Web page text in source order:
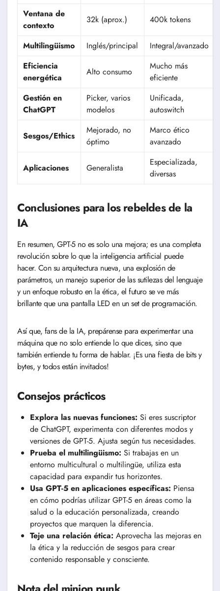
Ventana de
contexto
32k (aprox.) 400k tokens
Multilingüismo Inglés/principal
Integral/avanzado
Eficiencia
energética
Alto consumo
Mucho más
eficiente
Gestión en
ChatGPT
Picker, varios
modelos
Unificada,
autoswitch
Sesgos/Ethics
Mejorado, no
óptimo
Marco ético
avanzado
Aplicaciones Generalista
Especializada,
diversas
Conclusiones para los rebeldes de la
IA
En resumen, GPT-5 no es solo una mejora; es una completa
revolución sobre lo que la inteligencia artificial puede
hacer. Con su arquitectura nueva, una explosión de
parámetros, un manejo superior de las sutilezas del lenguaje
y un enfoque robusto en la ética, el futuro se ve más
brillante que una pantalla LED en un set de programación.
Así que, fans de la IA, prepárense para experimentar una
máquina que no solo entiende lo que dices, sino que
también entiende tu forma de hablar. ¡Es una fiesta de bits y
bytes, y todos están invitados!
Consejos prácticos
Explora las nuevas funciones: Si eres suscriptor
de ChatGPT, experimenta con diferentes modos y
versiones de GPT-5. Ajusta según tus necesidades.
Prueba el multilingüismo: Si trabajas en un
entorno multicultural o multilingüe, utiliza esta
capacidad para expandir tus horizontes.
Usa GPT-5 en aplicaciones específicas: Piensa
en cómo podrías utilizar GPT-5 en áreas como la
salud o la educación personalizada, creando
proyectos que marquen la diferencia.
Teje una relación ética: Aprovecha las mejoras en
la ética y la reducción de sesgos para crear
contenido responsable y consciente.